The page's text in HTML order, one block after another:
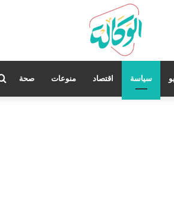
سياسة اقتصاد منوعات صحة